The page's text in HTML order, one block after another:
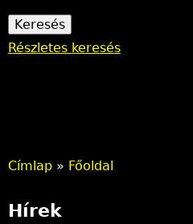
Részletes keresés
e
Címlap » Főoldal
Hírek